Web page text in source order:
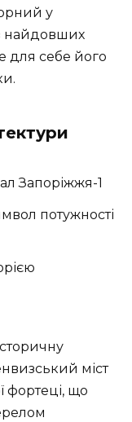
у
найдовших
для себе його
Запоріжжя-1
потужності
міст
фортеці, що